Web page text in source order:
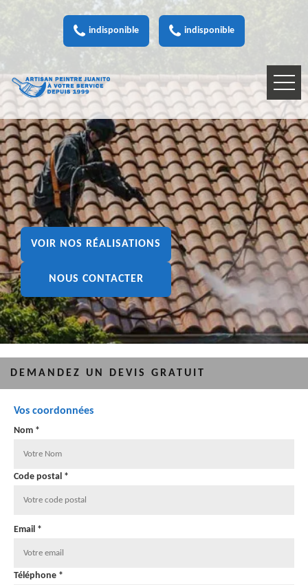
indisponible indisponible
VOIR NOS RÉALISATIONS
NOUS CONTACTER
DEMANDEZ UN DEVIS GRATUIT
Vos coordonnées
Nom *
Code postal *
Email *
Téléphone *